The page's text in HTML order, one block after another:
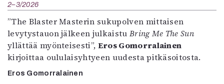
2–3/2026
”The Blaster Masterin sukupolven mittaisen
levytystauon jälkeen julkaistu Bring Me The Sun
yllättää myönteisesti”, Eros Gomorralainen
kirjoittaa oululaisyhtyeen uudesta pitkäsoitosta.
Eros Gomorralainen